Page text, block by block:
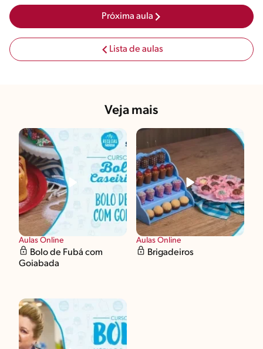
Próxima aula
Lista de aulas
Veja mais
Aulas Online
Bolo de Fubá com
Goiabada
Aulas Online
Brigadeiros